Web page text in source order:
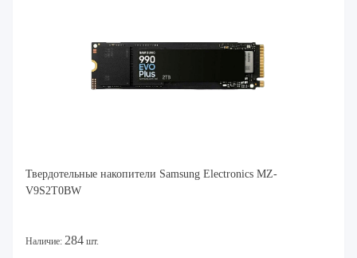
Твердотельные накопители Samsung Electronics MZ-
V9S2T0BW
Наличие: 284 шт.